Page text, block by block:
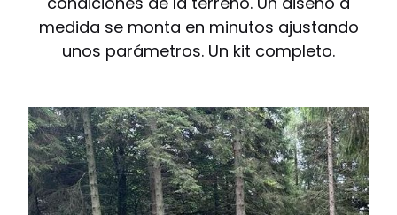
medida se monta en minutos ajustando
unos parámetros. Un kit completo.